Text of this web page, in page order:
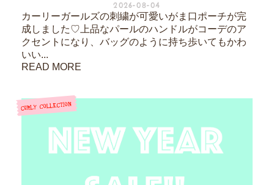
2026-08-04
カーリーガールズの刺繍が可愛いがま口ポーチが完
成しました♡上品なパールのハンドルがコーデのア
クセントになり、バッグのように持ち歩いてもかわ
いい...
READ MORE